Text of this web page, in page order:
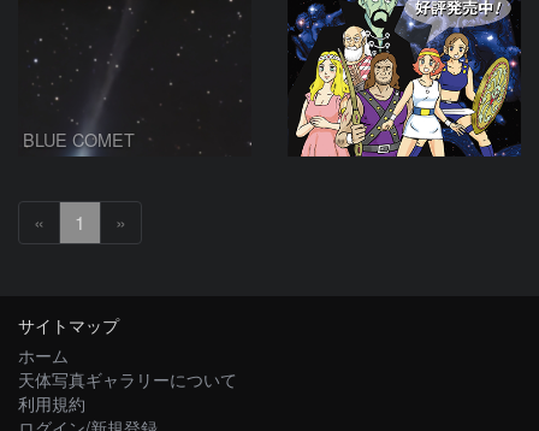
BLUE COMET
« 1 »
サイトマップ
ホーム
天体写真ギャラリーについて
利用規約